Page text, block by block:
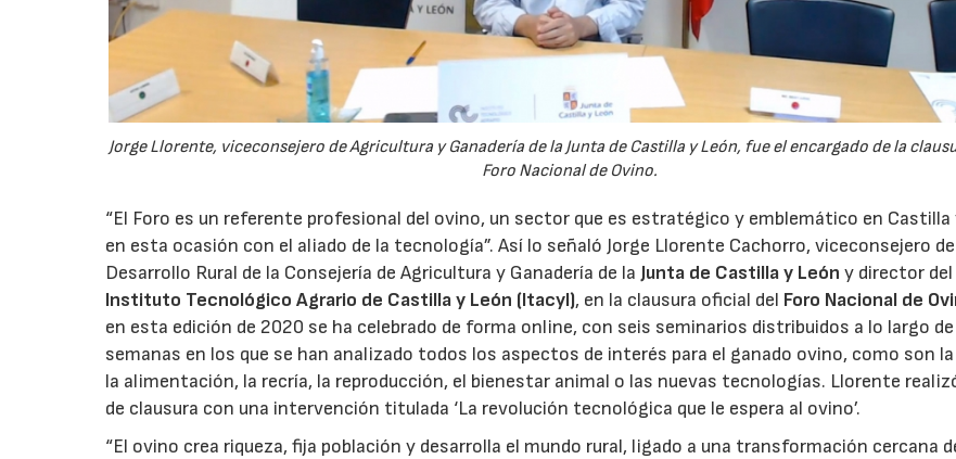
Jorge Llorente, viceconsejero de Agricultura y Ganadería de la Junta de Castilla y León, fue el encargado de la
Foro Nacional de Ovino.
“El Foro es un referente profesional del ovino, un sector que es estratégico y emblemático en Castilla
en esta ocasión con el aliado de la tecnología”. Así lo señaló Jorge Llorente Cachorro, viceconsejero de
Desarrollo Rural de la Consejería de Agricultura y Ganadería de la Junta de Castilla y León y director del
Instituto Tecnológico Agrario de Castilla y León (Itacyl), en la clausura oficial del Foro Nacional de
en esta edición de 2020 se ha celebrado de forma online, con seis seminarios distribuidos a lo largo
semanas en los que se han analizado todos los aspectos de interés para el ganado ovino, como son la
la alimentación, la recría, la reproducción, el bienestar animal o las nuevas tecnologías. Llorente
de clausura con una intervención titulada ‘La revolución tecnológica que le espera al ovino’.
“El ovino crea riqueza, fija población y desarrolla el mundo rural, ligado a una transformación cercana